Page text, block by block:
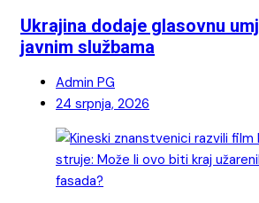
Ukrajina dodaje glasovnu
javnim službama
Admin PG
24 srpnja, 2026